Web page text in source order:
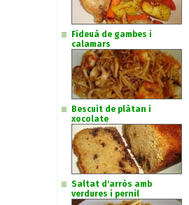
Fideuà de gambes i
calamars
Bescuit de plàtan i
xocolate
Saltat d'arròs amb
verdures i pernil